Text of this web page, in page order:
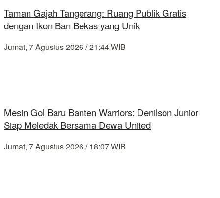
Taman Gajah Tangerang: Ruang Publik Gratis
dengan Ikon Ban Bekas yang Unik
Jumat, 7 Agustus 2026 / 21:44 WIB
Mesin Gol Baru Banten Warriors: Denilson Junior
Siap Meledak Bersama Dewa United
Jumat, 7 Agustus 2026 / 18:07 WIB